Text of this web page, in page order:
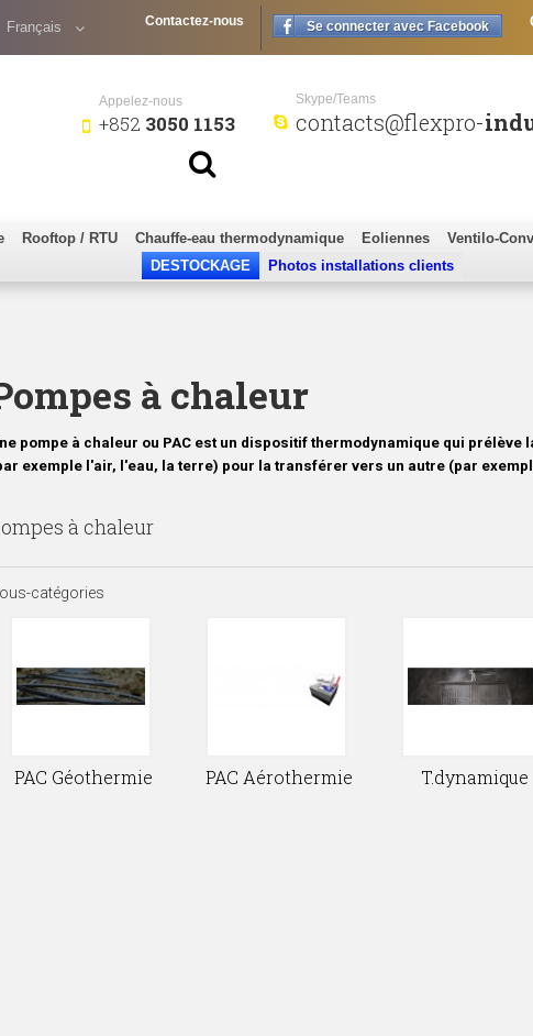
Français Se connecter avec Facebook
Contactez-nous
Appelez-nous
+852 3050 1153
Skype/Teams
contacts@flexpro-
Rooftop / RTU Chauffe-eau thermodynamique Eoliennes Ventilo-
DESTOCKAGE
Photos installations clients
à chaleur
pompe à chaleur ou PAC est un dispositif thermodynamique qui
exemple l'air, l'eau, la terre) pour la transférer vers un autre (par
à chaleur
catégories
PAC Géothermie PAC Aérothermie T.dynamique